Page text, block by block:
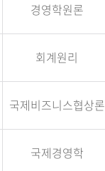
경영학원론
회계원리
국제비즈니스협상론
국제경영학